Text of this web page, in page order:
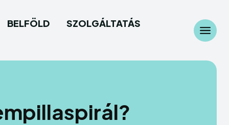
BELFÖLD
SZOLGÁLTATÁS